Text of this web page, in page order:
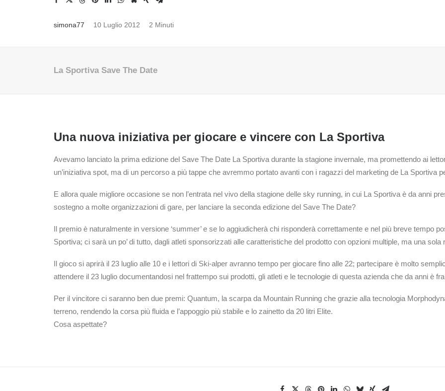
simona77 10 Luglio 2012 2 Minuti
La Sportiva Save The Date
Una nuova iniziativa per giocare e vincere con La Sportiva
Avevamo lanciato la prima edizione del Save The Date La Sportiva durante la stagione invernale, ma promettendo ai
un’iniziativa spot, ma di un percorso a più tappe che avremmo portato avanti con i ragazzi del marketing de La Sportiva
E allora quale migliore occasione se non l’entrata nel vivo della stagione delle sky running, in cui La Sportiva è da anni
sostegno a molte organizzazioni di gare, per lanciare la seconda edizione del Save The Date?
Il premio è naturalmente in versione ‘summer’ e se lo aggiudicherà chi risponderà correttamente e nel più breve tempo
Sportiva; ci sarà un po’ di tutto, dagli atleti sponsorizzati alle caratteristiche del prodotto con opzioni multiple, ma una sola
Il gioco si aprirà il 23 luglio alle 10 e i lettori di Ski-alper avranno tempo per giocare fino alle 22; partecipare è molto
attendere il 23 luglio documentandosi nel frattempo sui prodotti, gli atleti e le tecnologie di questa azienda che da anni è
Per il vincitore ci saranno ben due premi: Quantum, la scarpa da Mountain Running che grazie alla tecnologia
terreno, rendendo la corsa più fluida e l’appoggio più stabile e lo zainetto da 20 litri Elite.
Cosa aspettate?